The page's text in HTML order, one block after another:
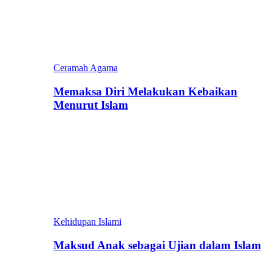
Ceramah Agama
Memaksa Diri Melakukan Kebaikan
Menurut Islam
Kehidupan Islami
Maksud Anak sebagai Ujian dalam Islam